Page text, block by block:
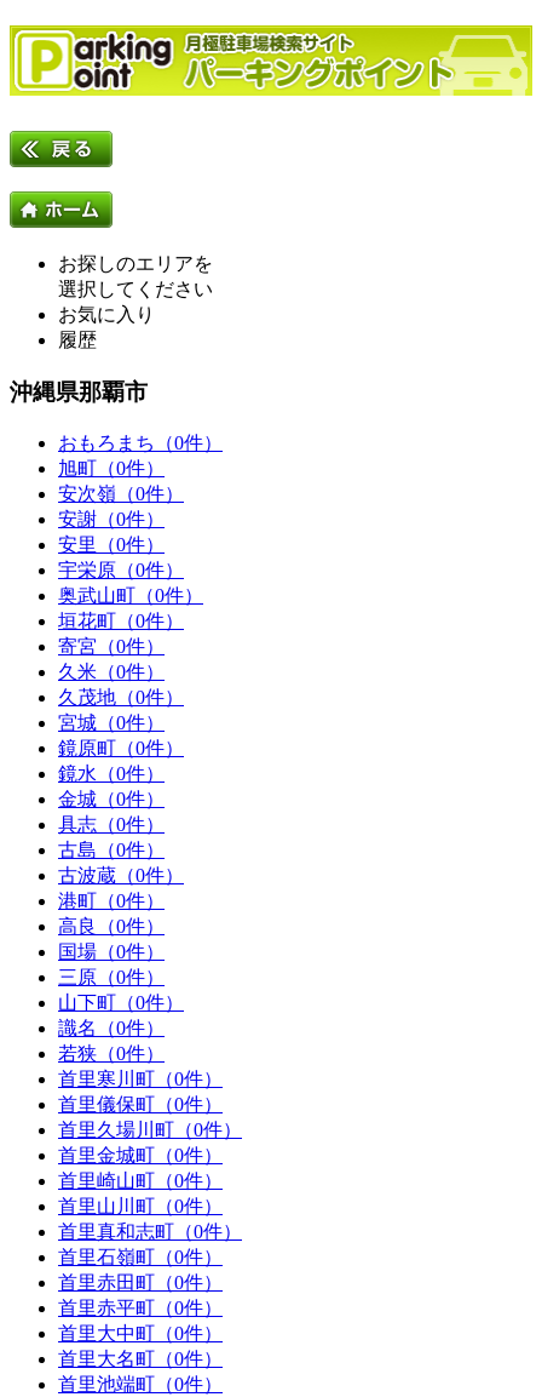
お探しのエリアを
選択してください
お気に入り
履歴
沖縄県那覇市
おもろまち（0件）
旭町（0件）
安次嶺（0件）
安謝（0件）
安里（0件）
宇栄原（0件）
奥武山町（0件）
垣花町（0件）
寄宮（0件）
久米（0件）
久茂地（0件）
宮城（0件）
鏡原町（0件）
鏡水（0件）
金城（0件）
具志（0件）
古島（0件）
古波蔵（0件）
港町（0件）
高良（0件）
国場（0件）
三原（0件）
山下町（0件）
識名（0件）
若狭（0件）
首里寒川町（0件）
首里儀保町（0件）
首里久場川町（0件）
首里金城町（0件）
首里崎山町（0件）
首里山川町（0件）
首里真和志町（0件）
首里石嶺町（0件）
首里赤田町（0件）
首里赤平町（0件）
首里大中町（0件）
首里大名町（0件）
首里池端町（0件）